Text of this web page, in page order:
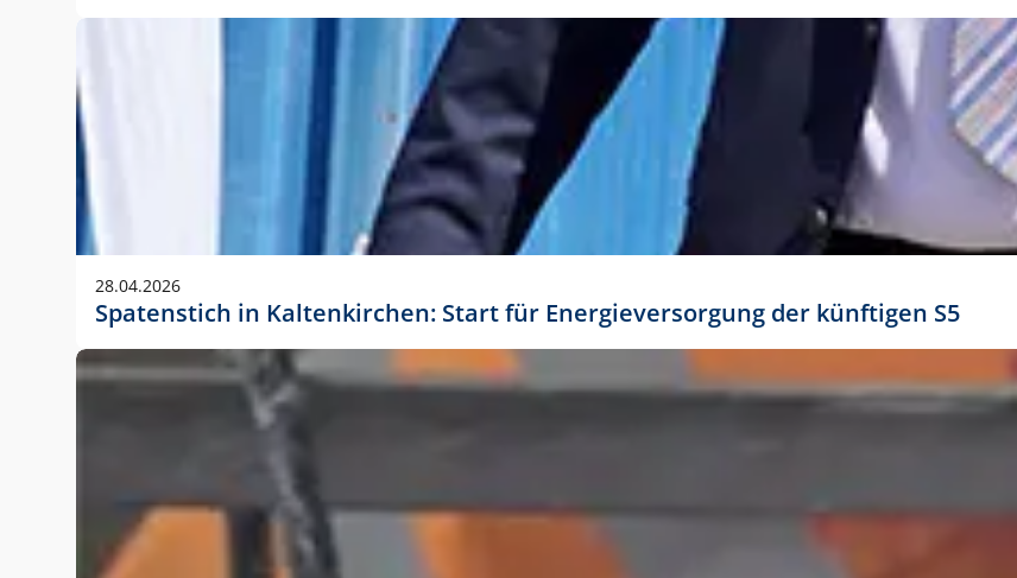
Anwendungsgröße im Layout:
28.04.2026
Spatenstich in Kaltenkirchen: Start für Energieversorgung der künftigen S5